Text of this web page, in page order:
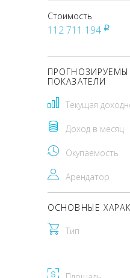
Стоимость
112 711 194 pуб
ПОКАЗАТЕЛИ
Текущая
Доход в месяц
Окупаемость
Арендатор
ОСНОВНЫЕ
Тип